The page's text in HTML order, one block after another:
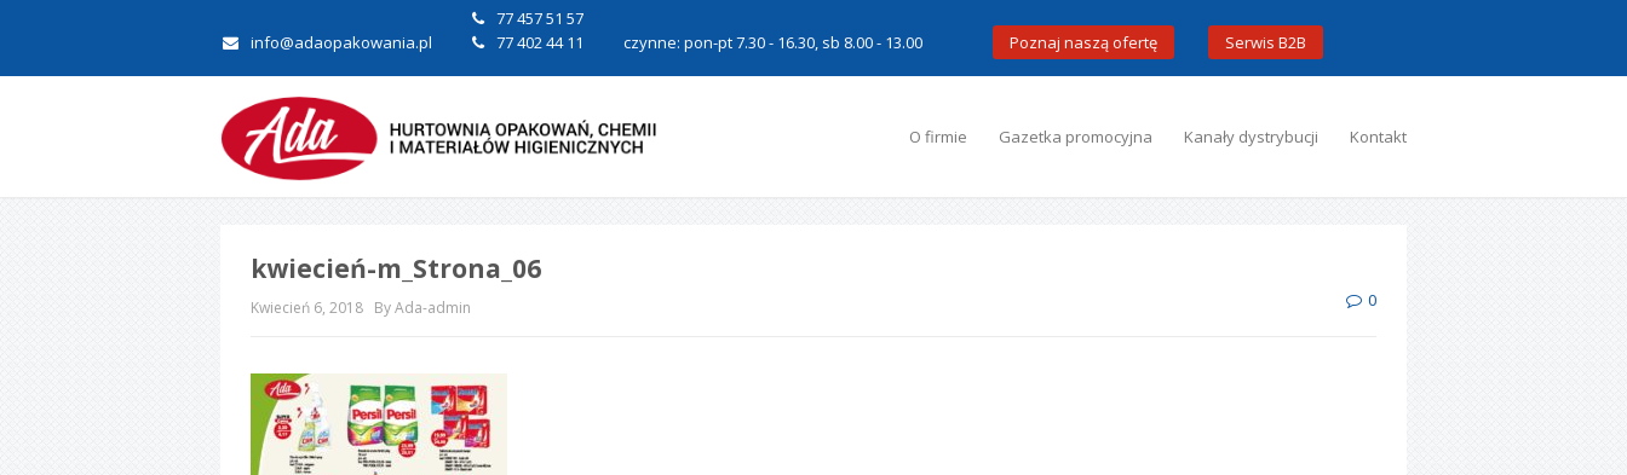
info@adaopakowania.pl
77 457 51 57
77 402 44 11
czynne: pon-pt 7.30 - 16.30, sb 8.00 - 13.00 Poznaj naszą ofertę Serwis B2B
O firmie Gazetka promocyjna Kanały dystrybucji Kontakt
kwiecień-m_Strona_06
Kwiecień 6, 2018 By Ada-admin 0